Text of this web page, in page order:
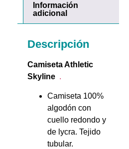
Información
adicional
Descripción
Camiseta Athletic
Skyline .
Camiseta 100%
algodón con
cuello redondo y
de lycra. Tejido
tubular.